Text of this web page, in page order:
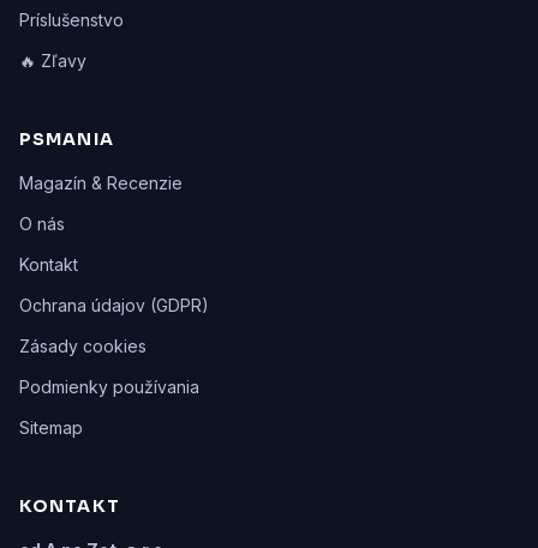
Príslušenstvo
🔥 Zľavy
PSMANIA
Magazín & Recenzie
O nás
Kontakt
Ochrana údajov (GDPR)
Zásady cookies
Podmienky používania
Sitemap
KONTAKT